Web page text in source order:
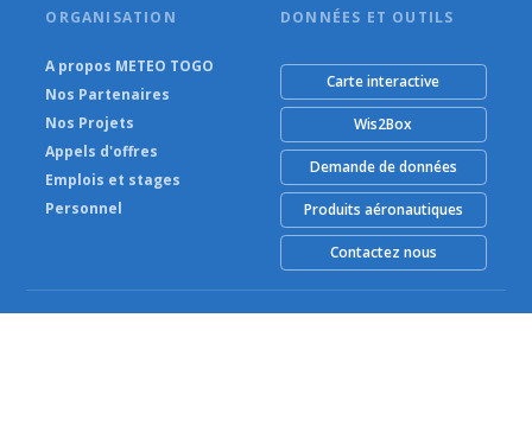
ORGANISATION
A propos METEO TOGO
Nos Partenaires
Nos Projets
Appels d'offres
Emplois et stages
Personnel
DONNÉES ET OUTILS
Carte interactive
Wis2Box
Demande de données
Produits aéronautiques
Contactez nous
© METEO TOGO (Agence Nationale de la Météorologie) 2026